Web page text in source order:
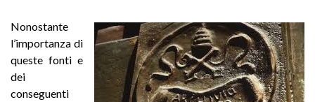
Nonostante
l’importanza di
queste fonti e
dei
conseguenti